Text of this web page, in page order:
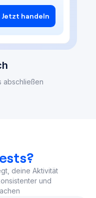
Jetzt handeln
abschließen
deine Aktivität
und